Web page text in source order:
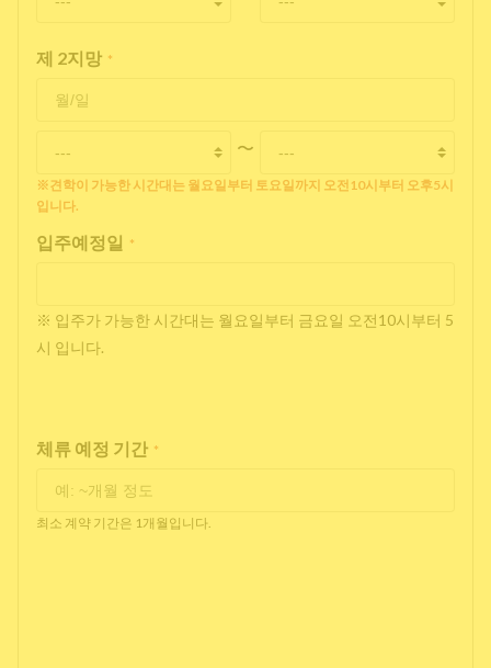
제 2지망 *
〜
※견학이 가능한 시간대는 월요일부터 토요일까지 오전10시부터 오후5시
입니다.
입주예정일 *
※ 입주가 가능한 시간대는 월요일부터 금요일 오전10시부터 5
시 입니다.
체류 예정 기간 *
최소 계약 기간은 1개월입니다.